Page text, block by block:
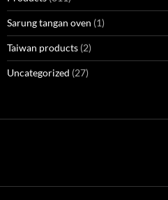
Sarung tangan oven (1)
Taiwan products (2)
Uncategorized (27)